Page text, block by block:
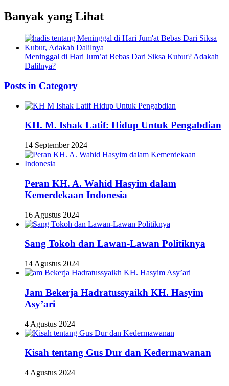
Banyak yang Lihat
Meninggal di Hari Jum’at Bebas Dari Siksa Kubur? Adakah
Dalilnya?
Posts in Category
KH. M. Ishak Latif: Hidup Untuk Pengabdian
14 September 2024
Peran KH. A. Wahid Hasyim dalam
Kemerdekaan Indonesia
16 Agustus 2024
Sang Tokoh dan Lawan-Lawan Politiknya
14 Agustus 2024
Jam Bekerja Hadratussyaikh KH. Hasyim
Asy’ari
4 Agustus 2024
Kisah tentang Gus Dur dan Kedermawanan
4 Agustus 2024